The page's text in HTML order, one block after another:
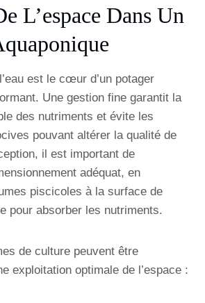
L’espace Dans Un
est le cœur d’un potager
Une gestion fine garantit la
des nutriments et évite les
pouvant altérer la qualité de
il est important de
adéquat, en
piscicoles à la surface de
pour absorber les nutriments.
de culture peuvent être
exploitation optimale de l’espace :